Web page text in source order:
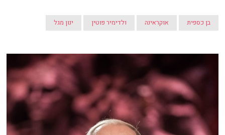
בן כספית אוקראינה ולדימיר פוטין ינון מגל